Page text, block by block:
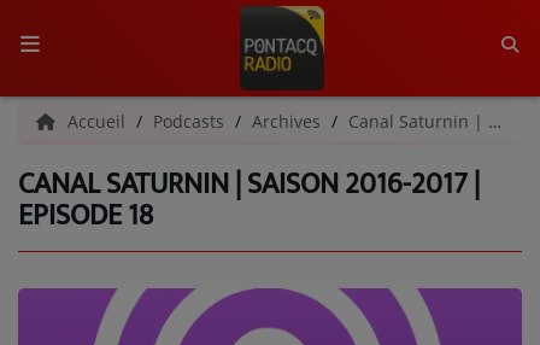
ACCUEIL
RADIO
L'ÉQUIPE
GRILLE DES PROGRAMMES
Accueil Podcasts Archives Canal Saturnin | Archives
CANAL SATURNIN | SAISON 2016-2017 |
EPISODE 18